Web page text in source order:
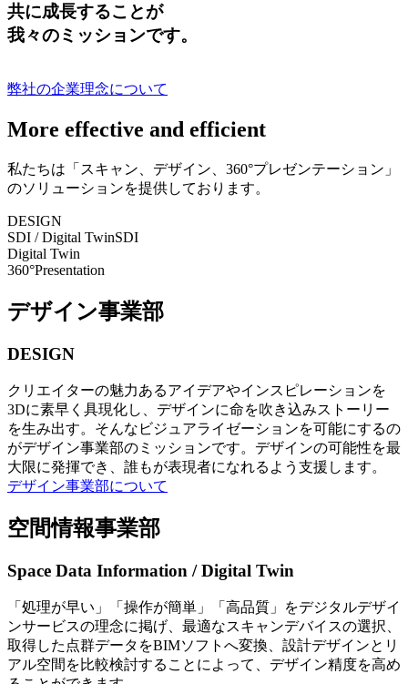
共に成長することが
我々のミッションです。
弊社の企業理念について
More effective and efficient
私たちは「スキャン、デザイン、360°プレゼンテーション」
のソリューションを提供しております。
DESIGN
SDI / Digital TwinSDI
Digital Twin
360°Presentation
デザイン事業部
DESIGN
クリエイターの魅力あるアイデアやインスピレーションを
3Dに素早く具現化し、デザインに命を吹き込みストーリー
を生み出す。そんなビジュアライゼーションを可能にするの
がデザイン事業部のミッションです。デザインの可能性を最
大限に発揮でき、誰もが表現者になれるよう支援します。
デザイン事業部について
空間情報事業部
Space Data Information / Digital Twin
「処理が早い」「操作が簡単」「高品質」をデジタルデザイ
ンサービスの理念に掲げ、最適なスキャンデバイスの選択、
取得した点群データをBIMソフトへ変換、設計デザインとリ
アル空間を比較検討することによって、デザイン精度を高め